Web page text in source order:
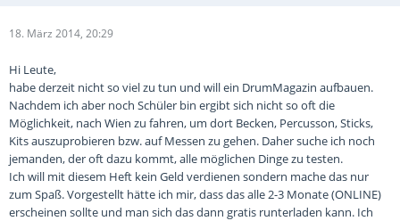
18. März 2014, 20:29
Hi Leute,
habe derzeit nicht so viel zu tun und will ein DrumMagazin aufbauen.
Nachdem ich aber noch Schüler bin ergibt sich nicht so oft die
Möglichkeit, nach Wien zu fahren, um dort Becken, Percusson, Sticks,
Kits auszuprobieren bzw. auf Messen zu gehen. Daher suche ich noch
jemanden, der oft dazu kommt, alle möglichen Dinge zu testen.
Ich will mit diesem Heft kein Geld verdienen sondern mache das nur
zum Spaß. Vorgestellt hätte ich mir, dass das alle 2-3 Monate (ONLINE)
erscheinen sollte und man sich das dann gratis runterladen kann. Ich